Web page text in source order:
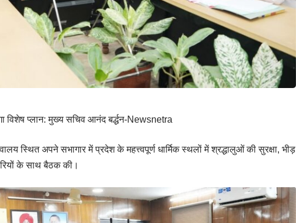
विशेष प्लान: मुख्य सचिव आनंद बर्द्धन-Newsnetra
स्थित अपने सभागार में प्रदेश के महत्त्वपूर्ण धार्मिक स्थलों में श्रद्धालुओं की सुरक्षा, भीड़
के साथ बैठक की।